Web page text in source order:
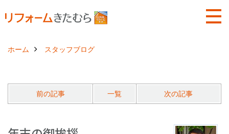
ホーム スタッフブログ
前の記事 一覧 次の記事